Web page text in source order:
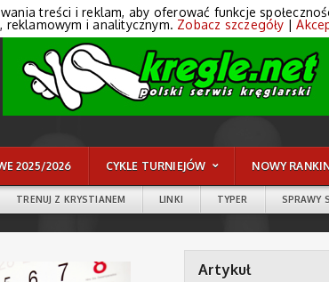
2025/2026 CYKLE TURNIEJÓW NOWY
TRENUJ Z KRYSTIANEM LINKI TYPER SPRAWY
Artykuł
treści i reklam, aby oferować funkcje
reklamowym i analitycznym. Zobacz szczegóły |